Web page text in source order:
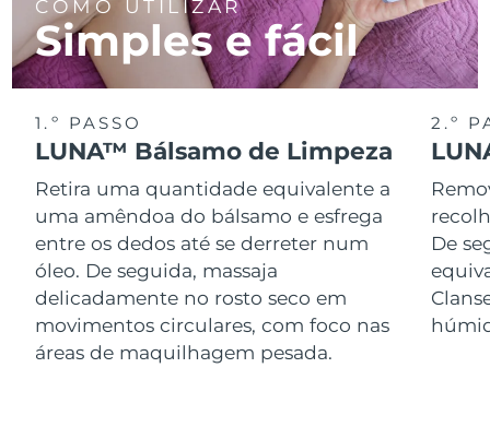
COMO UTILIZAR
Simples e fácil
1.º PASSO
LUNA™ Bálsamo de Limpeza
Retira uma quantidade equivalente a
uma amêndoa do bálsamo e esfrega
entre os dedos até se derreter num
óleo. De seguida, massaja
delicadamente no rosto seco em
movimentos circulares, com foco nas
áreas de maquilhagem pesada.
2.º
De